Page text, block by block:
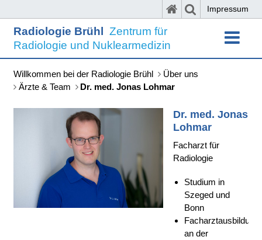
Impressum
Radiologie Brühl Zentrum für
Radiologie und Nuklearmedizin
Willkommen bei der Radiologie Brühl
Über uns
Ärzte & Team
Dr. med. Jonas Lohmar
Dr. med. Jonas
Lohmar
Facharzt für
Radiologie
Studium in
Szeged und
Bonn
Facharztausbildung
an der